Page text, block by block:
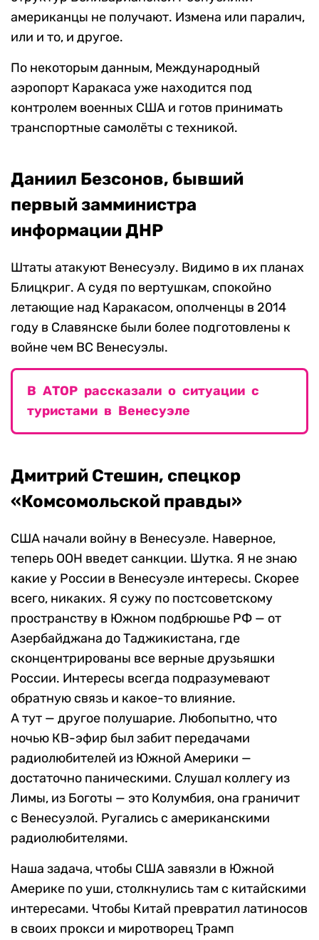
американцы не получают. Измена или паралич,
или и то, и другое.
По некоторым данным, Международный
аэропорт Каракаса уже находится под
контролем военных США и готов принимать
транспортные самолёты с техникой.
Даниил Безсонов, бывший
первый замминистра
информации ДНР
Штаты атакуют Венесуэлу. Видимо в их планах
Блицкриг. А судя по вертушкам, спокойно
летающие над Каракасом, ополченцы в 2014
году в Славянске были более подготовлены к
войне чем ВС Венесуэлы.
В АТОР рассказали о ситуации с
туристами в Венесуэле
Дмитрий Стешин, спецкор
«Комсомольской правды»
США начали войну в Венесуэле. Наверное,
теперь ООН введет санкции. Шутка. Я не знаю
какие у России в Венесуэле интересы. Скорее
всего, никаких. Я сужу по постсоветскому
пространству в Южном подбрюшье РФ — от
Азербайджана до Таджикистана, где
сконцентрированы все верные друзьяшки
России. Интересы всегда подразумевают
обратную связь и какое-то влияние.
А тут — другое полушарие. Любопытно, что
ночью КВ-эфир был забит передачами
радиолюбителей из Южной Америки —
достаточно паническими. Слушал коллегу из
Лимы, из Боготы — это Колумбия, она граничит
с Венесуэлой. Ругались с американскими
радиолюбителями.
Наша задача, чтобы США завязли в Южной
Америке по уши, столкнулись там с китайскими
интересами. Чтобы Китай превратил латиносов
в своих прокси и миротворец Трамп